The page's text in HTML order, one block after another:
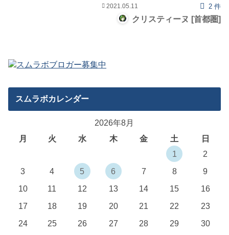
2021.05.11 2 件
クリスティーヌ [首都圏]
スムラボカレンダー
2026年8月
月
火 水 木 金 土
日
1
2
3
4 5 6 7 8
9
10
11 12 13 14 15
16
17
18 19 20 21 22
23
24
25 26 27 28 29
30